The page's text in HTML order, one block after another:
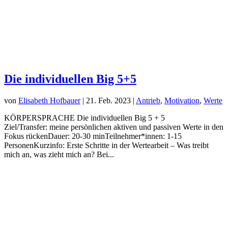
Die individuellen Big 5+5
von Elisabeth Hofbauer| 21. Feb. 2023 | Antrieb, Motivation, Werte
KÖRPERSPRACHE Die individuellen Big 5 + 5
Ziel/Transfer: meine persönlichen aktiven und passiven Werte in den
Fokus rückenDauer: 20-30 minTeilnehmer*innen: 1-15
PersonenKurzinfo: Erste Schritte in der Wertearbeit – Was treibt
mich an, was zieht mich an? Bei...